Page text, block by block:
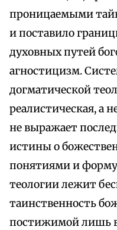
проницаемыми
и поставило
духовных путей
агностицизм.
догматической
реалистическая, а
не выражает
истины о
понятиями и
теологии лежит
таинственность
постижимой лишь